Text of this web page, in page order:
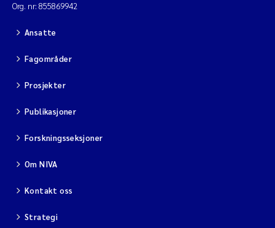
Org. nr: 855869942
Ansatte
Fagområder
Prosjekter
Publikasjoner
Forskningsseksjoner
Om NIVA
Kontakt oss
Strategi